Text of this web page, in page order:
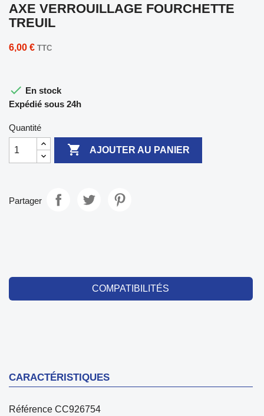
AXE VERROUILLAGE FOURCHETTE
TREUIL
6,00 € TTC
 En stock
Expédié sous 24h
Quantité
 AJOUTER AU PANIER
Partager
COMPATIBILITÉS
CARACTÉRISTIQUES
Référence CC926754